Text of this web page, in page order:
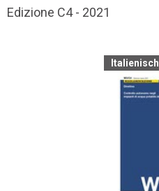
Edizione C4 - 2021
Italienisch